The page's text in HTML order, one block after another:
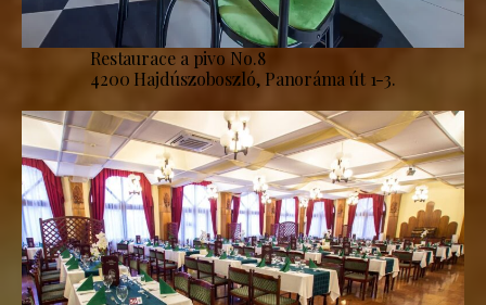
Restaurace a pivo No.8
4200 Hajdúszoboszló, Panoráma út 1-3.